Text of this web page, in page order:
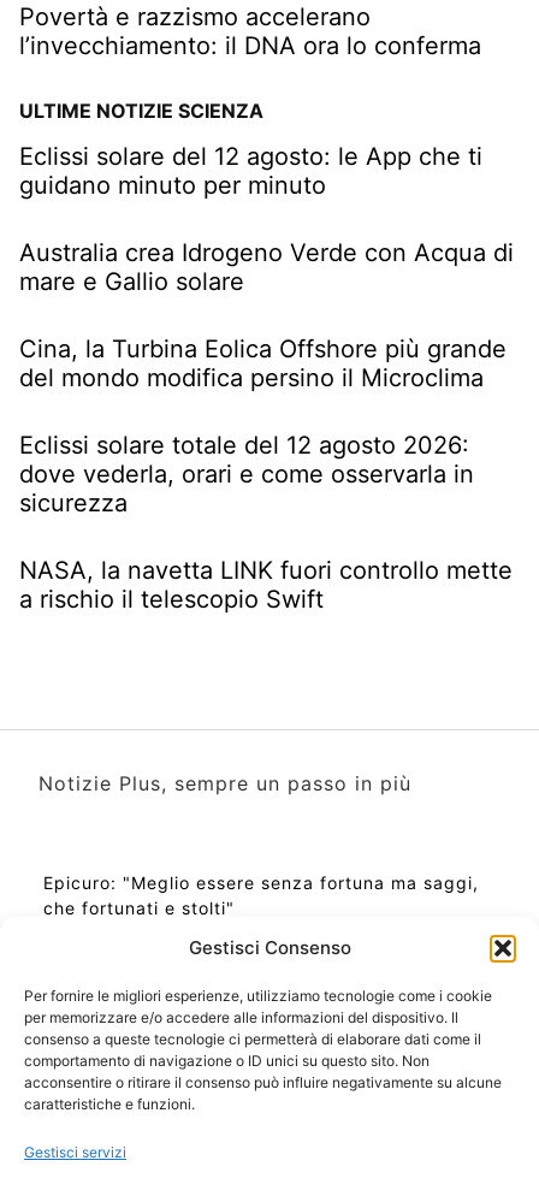
Gestisci Consenso
Per fornire le migliori esperienze, utilizziamo tecnologie come i cookie
per memorizzare e/o accedere alle informazioni del dispositivo. Il
consenso a queste tecnologie ci permetterà di elaborare dati come il
comportamento di navigazione o ID unici su questo sito. Non
acconsentire o ritirare il consenso può influire negativamente su alcune
caratteristiche e funzioni.
Gestisci servizi
Povertà e razzismo accelerano
l’invecchiamento: il DNA ora lo conferma
ULTIME NOTIZIE SCIENZA
Eclissi solare del 12 agosto: le App che ti
guidano minuto per minuto
Australia crea Idrogeno Verde con Acqua di
mare e Gallio solare
Cina, la Turbina Eolica Offshore più grande
del mondo modifica persino il Microclima
Eclissi solare totale del 12 agosto 2026:
dove vederla, orari e come osservarla in
sicurezza
NASA, la navetta LINK fuori controllo mette
a rischio il telescopio Swift
Notizie Plus, sempre un passo in più
Epicuro: "Meglio essere senza fortuna ma saggi,
che fortunati e stolti"
Ora Esatta in Italia in questo momento
Ti Senti Strano Ultimamente? Potrebbe Essere per
la Risonanza di Schumann
Come Sapere Se Stai Ascendendo alla Quinta